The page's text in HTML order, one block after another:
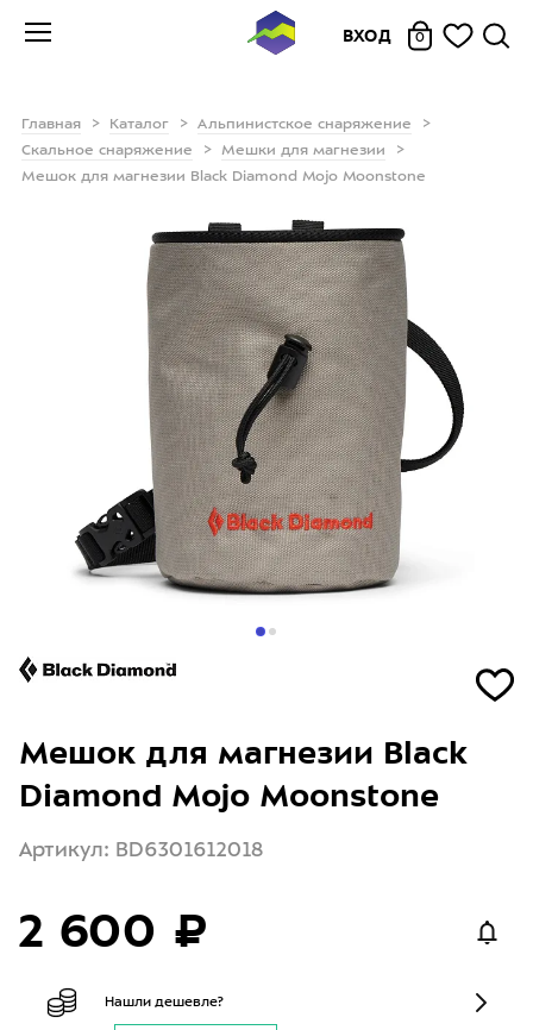
ВХОД 0
Главная Каталог
Альпинистское снаряжение
Скальное снаряжение
Мешки для магнезии
Мешок для магнезии Black Diamond Mojo Moonstone
Мешок для магнезии Black
Diamond Mojo Moonstone
Артикул: BD6301612018
2 600 ₽
Нашли дешевле?